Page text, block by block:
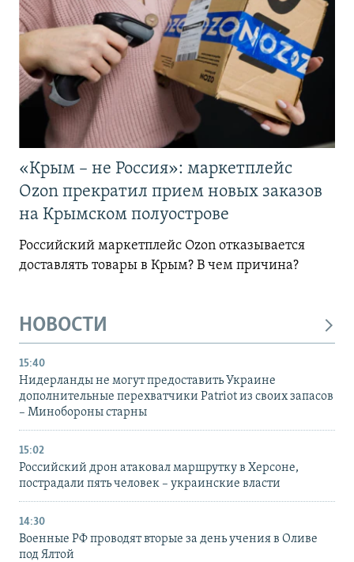
«Крым – не Россия»: маркетплейс
Ozon прекратил прием новых заказов
на Крымском полуострове
Российский маркетплейс Ozon отказывается
доставлять товары в Крым? В чем причина?
НОВОСТИ
15:40
Нидерланды не могут предоставить Украине
дополнительные перехватчики Patriot из своих запасов
– Минобороны старны
15:02
Российский дрон атаковал маршрутку в Херсоне,
пострадали пять человек – украинские власти
14:30
Военные РФ проводят вторые за день учения в Оливе
под Ялтой